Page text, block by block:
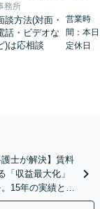
務所
談方法(対面・
話・ビデオな
)は応相談
営業時
間：本日
定休日
士が解決】賃料
収益最大化」
15年の実績と専
超】